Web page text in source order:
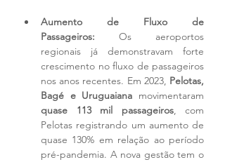
Aumento de Fluxo de
Passageiros: Os aeroportos
regionais já demonstravam forte
crescimento no fluxo de passageiros
nos anos recentes. Em 2023, Pelotas,
Bagé e Uruguaiana
quase 113 mil passageiros, com
Pelotas registrando um aumento de
quase 130% em relação ao período
pré-pandemia. A nova gestão tem o